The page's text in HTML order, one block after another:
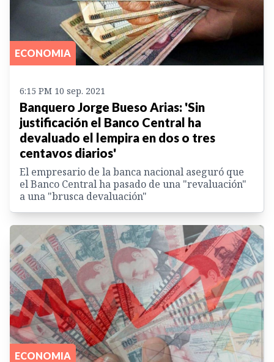
ECONOMIA
6:15 PM 10 sep. 2021
Banquero Jorge Bueso Arias: 'Sin
justificación el Banco Central ha
devaluado el lempira en dos o tres
centavos diarios'
El empresario de la banca nacional aseguró que
el Banco Central ha pasado de una "revaluación"
a una "brusca devaluación"
ECONOMIA